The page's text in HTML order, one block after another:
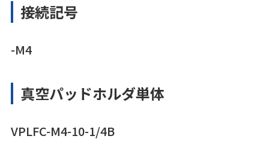
接続記号
-M4
真空パッドホルダ単体
VPLFC-M4-10-1/4B